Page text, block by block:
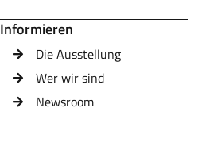
Informieren
Die Ausstellung
Wer wir sind
Newsroom